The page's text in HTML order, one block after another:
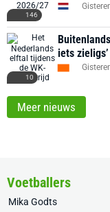
146
10
iets zieligs’
Meer nieuws
Voetballers
Mika Godts